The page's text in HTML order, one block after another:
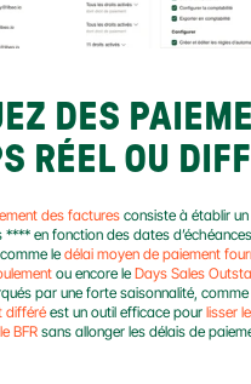
DES
RÉEL OU
des factures consiste à établir
en fonction des dates
le délai moyen de paiement
ou encore le Days Sales
par une forte saisonnalité,
différé est un outil efficace pour lisser
BFR sans allonger les délais de